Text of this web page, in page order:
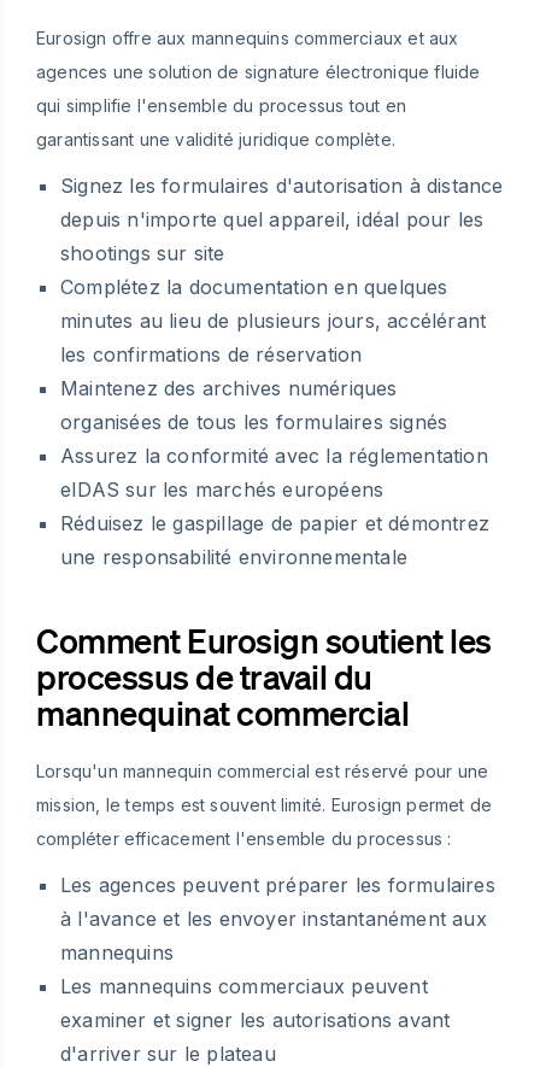
Eurosign offre aux mannequins commerciaux et aux
agences une solution de signature électronique fluide
qui simplifie l'ensemble du processus tout en
garantissant une validité juridique complète.
Signez les formulaires d'autorisation à distance
depuis n'importe quel appareil, idéal pour les
shootings sur site
Complétez la documentation en quelques
minutes au lieu de plusieurs jours, accélérant
les confirmations de réservation
Maintenez des archives numériques
organisées de tous les formulaires signés
Assurez la conformité avec la réglementation
eIDAS sur les marchés européens
Réduisez le gaspillage de papier et démontrez
une responsabilité environnementale
Comment Eurosign soutient les
processus de travail du
mannequinat commercial
Lorsqu'un mannequin commercial est réservé pour une
mission, le temps est souvent limité. Eurosign permet de
compléter efficacement l'ensemble du processus :
Les agences peuvent préparer les formulaires
à l'avance et les envoyer instantanément aux
mannequins
Les mannequins commerciaux peuvent
examiner et signer les autorisations avant
d'arriver sur le plateau